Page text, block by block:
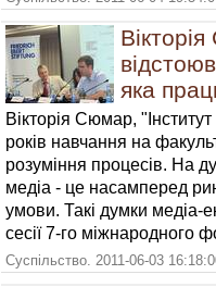
яка
Вікторія Сюмар,
років навчання на
розуміння процесів. На
медіа - це насамперед
умови. Такі думки медіа-
сесії 7-го міжнародного
Суспільство. 2011-06-03